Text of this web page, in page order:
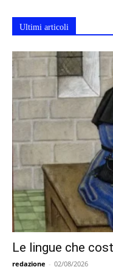
Ultimi articoli
Le lingue che
redazione - 02/08/2026